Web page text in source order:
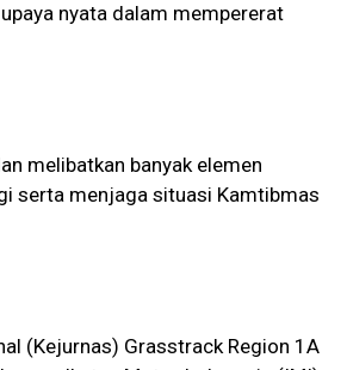
nyata dalam mempererat
melibatkan banyak elemen
serta menjaga situasi Kamtibmas
(Kejurnas) Grasstrack Region 1A